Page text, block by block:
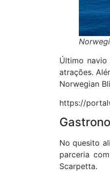
Último
atrações.
Norwegian
https://
No quesito
parceria
Scarpetta.